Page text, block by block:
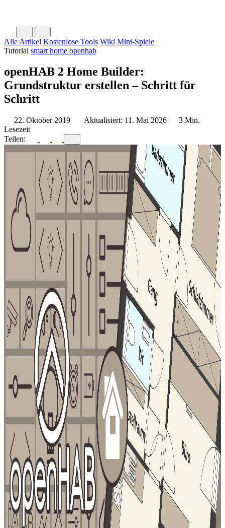
Alle Artikel Kostenlose Tools Wiki Mini-Spiele
Tutorial smart home openhab
openHAB 2 Home Builder:
Grundstruktur erstellen – Schritt für
Schritt
22. Oktober 2019 Aktualisiert: 11. Mai 2026
3 Min.
Lesezeit
Teilen: